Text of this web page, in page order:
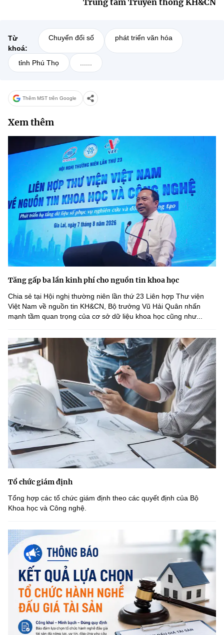
Từ
khoá:
Chuyển đổi số phát triển văn hóa
tỉnh Phú Thọ
Thêm MST trên Google
Xem thêm
Tăng gấp ba lần kinh phí cho nguồn tin khoa học
Chia sẻ tại Hội nghị thường niên lần thứ 23 Liên hợp Thư viện
Việt Nam về nguồn tin KH&CN, Bộ trưởng Vũ Hải Quân nhấn
mạnh tầm quan trọng của cơ sở dữ liệu khoa học cũng như...
Tổ chức giám định
Tổng hợp các tổ chức giám định theo các quyết định của Bộ
Khoa học và Công nghệ.